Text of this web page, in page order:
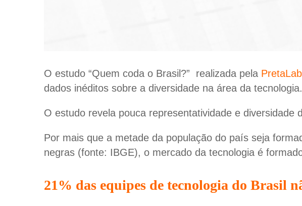
O estudo “Quem coda o Brasil?” realizada pela PretaLab
dados inéditos sobre a diversidade na área da tecnologia.
O estudo revela pouca representatividade e diversidade
Por mais que a metade da população do país seja
negras (fonte: IBGE), o mercado da tecnologia é
21% das equipes de tecnologia do Brasil